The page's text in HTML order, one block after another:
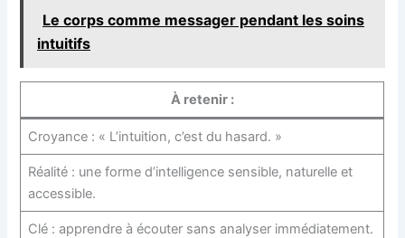
Le corps comme messager pendant les soins
intuitifs
À retenir :
Croyance : « L’intuition, c’est du hasard. »
Réalité : une forme d’intelligence sensible, naturelle et
accessible.
Clé : apprendre à écouter sans analyser immédiatement.